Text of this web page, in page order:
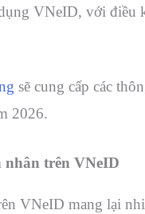
VNeID, với điều
sẽ cung cấp các
2026.
nhân trên VNeID
VNeID mang lại